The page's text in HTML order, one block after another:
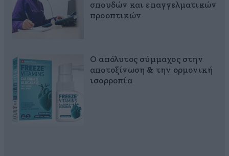
σπουδών και επαγγελματικών
προοπτικών
Ο απόλυτος σύμμαχος στην
αποτοξίνωση & την ορμονική
ισορροπία